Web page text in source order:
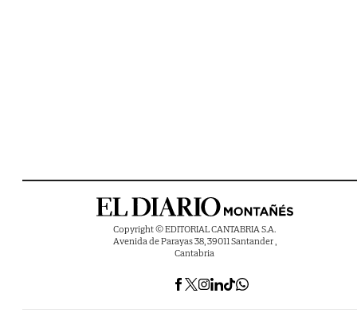
Copyright © EDITORIAL CANTABRIA S.A.
Avenida de Parayas 38, 39011 Santander ,
Cantabria